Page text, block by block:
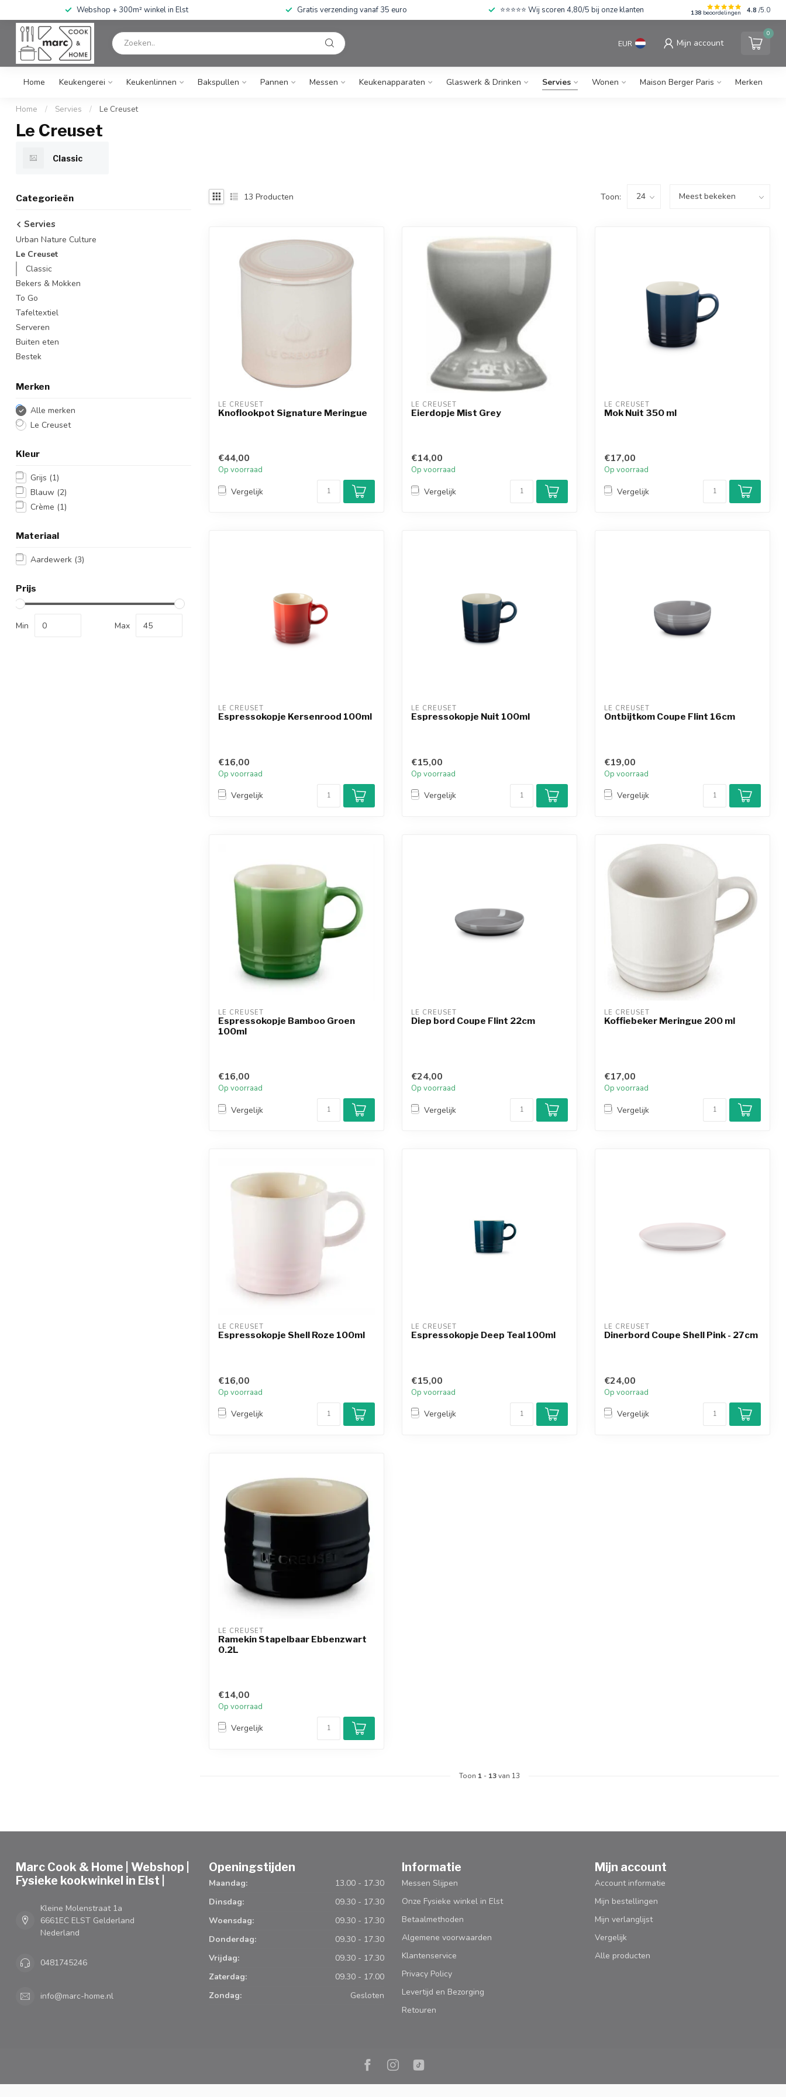
Webshop + 300m² winkel in Elst Gratis verzending vanaf 35 euro ⭐⭐⭐⭐⭐ Wij scoren 4,80/5 bij onze klanten 138 beoordelingen 4.8 /5.0
EUR Mijn account
0
Home Keukengerei Keukenlinnen Bakspullen Pannen Messen Keukenapparaten Glaswerk & Drinken Servies Wonen Maison Berger Paris Merken
Home / Servies / Le Creuset
Le Creuset
Classic
Categorieën
Servies
Urban Nature Culture
Le Creuset
Classic
Bekers & Mokken
To Go
Tafeltextiel
Serveren
Buiten eten
Bestek
Merken
Alle merken
Le Creuset
Kleur
Grijs (1)
Blauw (2)
Crème (1)
Materiaal
Aardewerk (3)
Prijs
Min Max
13 Producten Toon:
LE CREUSET
Knoflookpot Signature Meringue
€44,00
Op voorraad
Vergelijk
LE CREUSET
Eierdopje Mist Grey
€14,00
Op voorraad
Vergelijk
LE CREUSET
Mok Nuit 350 ml
€17,00
Op voorraad
Vergelijk
LE CREUSET
Espressokopje Kersenrood 100ml
€16,00
Op voorraad
Vergelijk
LE CREUSET
Espressokopje Nuit 100ml
€15,00
Op voorraad
Vergelijk
LE CREUSET
Ontbijtkom Coupe Flint 16cm
€19,00
Op voorraad
Vergelijk
LE CREUSET
Espressokopje Bamboo Groen
100ml
€16,00
Op voorraad
Vergelijk
LE CREUSET
Diep bord Coupe Flint 22cm
€24,00
Op voorraad
Vergelijk
LE CREUSET
Koffiebeker Meringue 200 ml
€17,00
Op voorraad
Vergelijk
LE CREUSET
Espressokopje Shell Roze 100ml
€16,00
Op voorraad
Vergelijk
LE CREUSET
Espressokopje Deep Teal 100ml
€15,00
Op voorraad
Vergelijk
LE CREUSET
Dinerbord Coupe Shell Pink - 27cm
€24,00
Op voorraad
Vergelijk
LE CREUSET
Ramekin Stapelbaar Ebbenzwart
0.2L
€14,00
Op voorraad
Vergelijk
Toon 1 - 13van 13
Marc Cook & Home | Webshop |
Fysieke kookwinkel in Elst |
Kleine Molenstraat 1a
6661EC ELST Gelderland
Nederland
0481745246
info@marc-home.nl
Openingstijden
Maandag:
13.00 - 17.30
Dinsdag:
09.30 - 17.30
Woensdag:
09.30 - 17.30
Donderdag:
09.30 - 17.30
Vrijdag:
09.30 - 17.30
Zaterdag:
09.30 - 17.00
Zondag:
Gesloten
Informatie
Messen Slijpen
Onze Fysieke winkel in Elst
Betaalmethoden
Algemene voorwaarden
Klantenservice
Privacy Policy
Levertijd en Bezorging
Retouren
Mijn account
Account informatie
Mijn bestellingen
Mijn verlanglijst
Vergelijk
Alle producten